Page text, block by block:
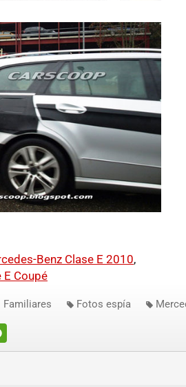
Benz Clase E 2010,
E Coupé
Familiares Fotos espía